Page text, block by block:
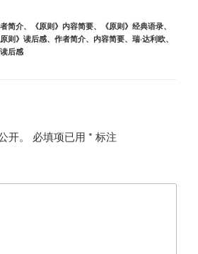
简介、 《原则》内容简要、 《原则》经典语录、
原则》读后感、 作者简介、 内容简要、 瑞·达利欧、
读后感
。 必填项已用 * 标注